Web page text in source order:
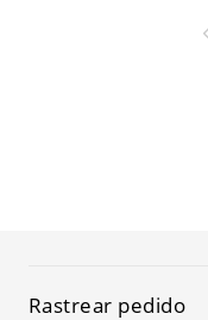
Rastrear pedido